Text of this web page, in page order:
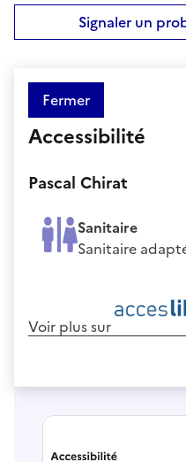
Signaler un
Fermer
Accessibilité
Pascal Chirat
Sanitaire
Sanitaire
Voir plus sur